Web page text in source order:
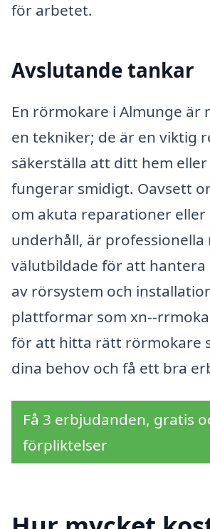
för arbetet.
Avslutande tankar
En rörmokare i Almunge är
en tekniker; de är en viktig
säkerställa att ditt hem
fungerar smidigt. Oavsett
om akuta reparationer eller
underhåll, är
välutbildade för att hantera
av rörsystem och
plattformar som xn--
för att hitta rätt rörmokare
dina behov och få ett bra
Få 3 erbjudanden, gratis
förpliktelser